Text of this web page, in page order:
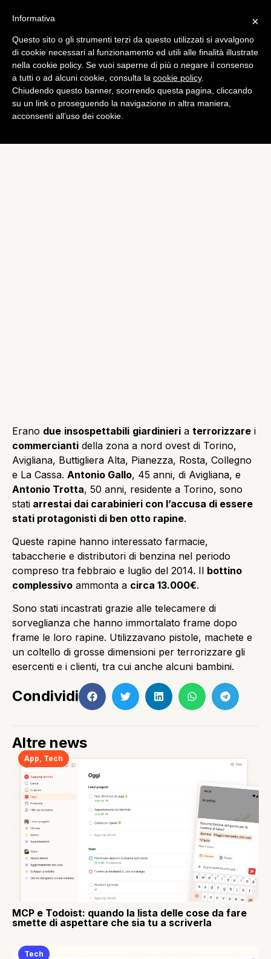
Cronaca
Torino: arrestati due
giardinieri, hanno messo a
segno almeno 8 rapine
diRedazione
Erano due insospettabili giardinieri a terrorizzare i
commercianti della zona a nord ovest di Torino,
Avigliana, Buttigliera Alta, Pianezza, Rosta, Collegno
e La Cassa. Antonio Gallo, 45 anni, di Avigliana, e
Antonio Trotta, 50 anni, residente a Torino, sono
stati arrestai dai carabinieri con l’accusa di essere
stati protagonisti di ben otto rapine.
Queste rapine hanno interessato farmacie,
tabaccherie e distributori di benzina nel periodo
compreso tra febbraio e luglio del 2014. Il bottino
complessivo ammonta a circa 13.000€.
Sono stati incastrati grazie alle telecamere di
sorveglianza che hanno immortalato frame dopo
frame le loro rapine. Utilizzavano pistole, machete e
un coltello di grosse dimensioni per terrorizzare gli
esercenti e i clienti, tra cui anche alcuni bambini.
Condividi
Altre news
App Tech
MCP e Todoist: quando la lista delle cose da fare
smette di aspettare che sia tu a scriverla
Tech
×
Informativa
Questo sito o gli strumenti terzi da questo utilizzati si avvalgono
di cookie necessari al funzionamento ed utili alle finalità illustrate
nella cookie policy. Se vuoi saperne di più o negare il consenso
a tutti o ad alcuni cookie, consulta la cookie policy.
Chiudendo questo banner, scorrendo questa pagina, cliccando
su un link o proseguendo la navigazione in altra maniera,
acconsenti all’uso dei cookie.